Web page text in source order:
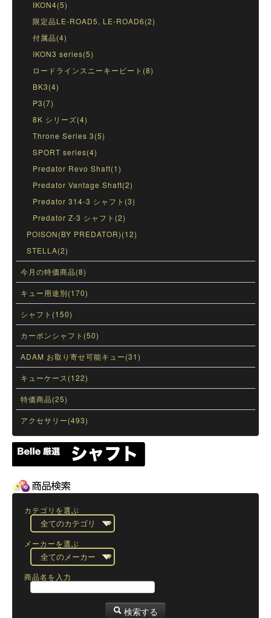
IKON4(5)
限定品LE-ROAD5, LE-ROAD6(2)
付属品(4)
IKON3 series(5)
ロードラインスニーキーピート(8)
BK3(4)
P3(7)
8K シリーズ(4)
Throne Series 3(5)
SPORT series(4)
Predator Revo Shaft(1)
Predator Vantage Shaft(2)
Predator 314-3 シャフト(3)
Predator Z-3 シャフト(2)
POISON(BY PREDATOR)(12)
STELLA(2)
今月の特価商品(8)
キュー用途別(170)
シャフト(150)
カーボンシャフト(50)
ADAM お取り寄せ可能キュー(31)
キューケース(122)
特価商品(25)
アクセサリー(493)
カテゴリを選ぶ
メーカーを選ぶ
商品名を入力
検索する